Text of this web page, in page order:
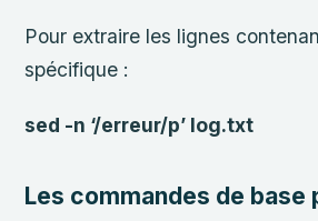
Pour extraire les lignes
spécifique :
sed -n ‘/erreur/p’ log.txt
Les commandes de base